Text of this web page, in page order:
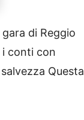
di Reggio
i conti con
Questa